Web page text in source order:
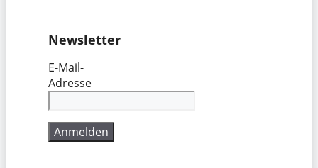
Newsletter
E-Mail-
Adresse